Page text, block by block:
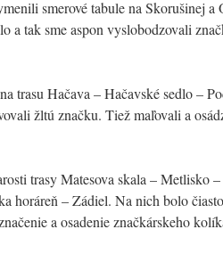
smerové tabule na Skorušinej a
a tak sme aspon vyslobodzovali
trasu Hačava – Hačavské sedlo –
žltú značku. Tiež maľovali a
trasy Matesova skala – Metlisko
horáreň – Zádiel. Na nich bolo
a osadenie značkárskeho